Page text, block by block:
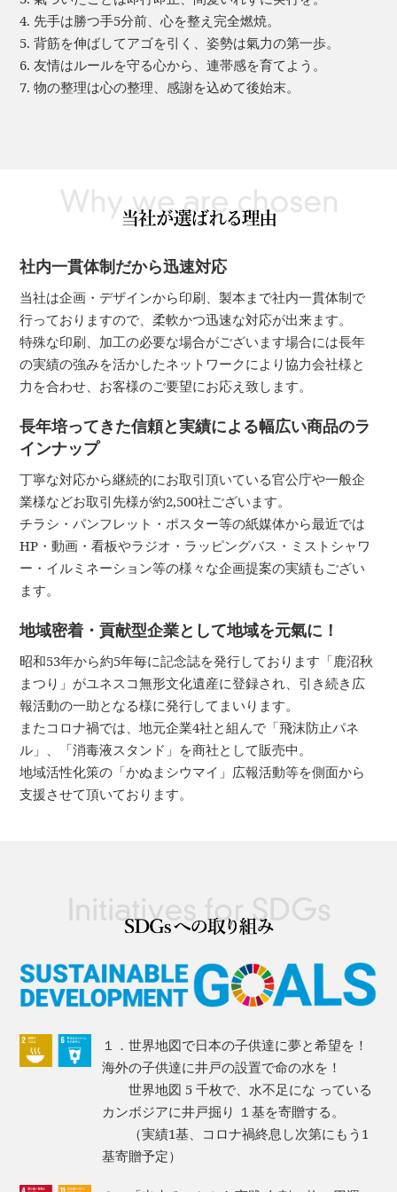
4. 先手は勝つ手5分前、心を整え完全燃焼。
5. 背筋を伸ばしてアゴを引く、姿勢は氣力の第一歩。
6. 友情はルールを守る心から、連帯感を育てよう。
7. 物の整理は心の整理、感謝を込めて後始末。
社内一貫体制だから迅速対応
当社は企画・デザインから印刷、製本まで社内一貫体制で
行っておりますので、柔軟かつ迅速な対応が出来ます。
特殊な印刷、加工の必要な場合がございます場合には長年
の実績の強みを活かしたネットワークにより協力会社様と
力を合わせ、お客様のご要望にお応え致します。
長年培ってきた信頼と実績による幅広い商品のラ
インナップ
丁寧な対応から継続的にお取引頂いている官公庁や一般企
業様などお取引先様が約2,500社ございます。
チラシ・パンフレット・ポスター等の紙媒体から最近では
HP・動画・看板やラジオ・ラッピングバス・ミストシャワ
ー・イルミネーション等の様々な企画提案の実績もござい
ます。
地域密着・貢献型企業として地域を元氣に！
昭和53年から約5年毎に記念誌を発行しております「鹿沼秋
まつり」がユネスコ無形文化遺産に登録され、引き続き広
報活動の一助となる様に発行してまいります。
またコロナ禍では、地元企業4社と組んで「飛沫防止パネ
ル」、「消毒液スタンド」を商社として販売中。
地域活性化策の「かぬまシウマイ」広報活動等を側面から
支援させて頂いております。
１．世界地図で日本の子供達に夢と希望を！
海外の子供達に井戸の設置で命の水を！
世界地図 5 千枚で、水不足にな っている
カンボジアに井戸掘り １基を寄贈する。
（実績1基、コロナ禍終息し次第にもう1
基寄贈予定）